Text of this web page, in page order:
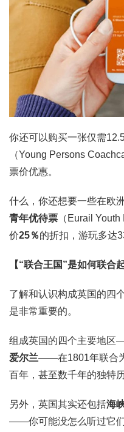
你还可以购买一张仅需
（Young Persons
票价优惠。
什么，你还想要一些在欧
青年优待票 （Eurail
价25％的折扣，游玩多达
【“联合王国”是如何联合
了解和认识构成英国的四
是非常重要的。
组成英国的四个主要地
爱尔兰——在1801年联合
百年，甚至数千年的独特历
另外，英国其实还包括海
——你可能没怎么听过它